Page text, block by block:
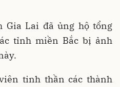
Gia Lai đã ủng hộ tổng
tỉnh miền Bắc bị ảnh
tinh thần các thành